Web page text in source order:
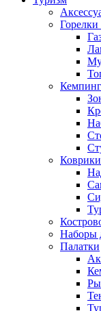
Наборы
Палатки